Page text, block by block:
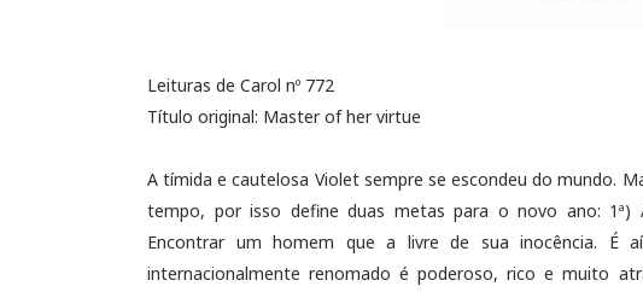
Leituras de Carol nº 772
Título original: Master of her virtue
A tímida e cautelosa Violet sempre se escondeu do mundo.
tempo, por isso define duas metas para o novo ano: 1ª)
Encontrar um homem que a livre de sua inocência. É
internacionalmente renomado é poderoso, rico e muito